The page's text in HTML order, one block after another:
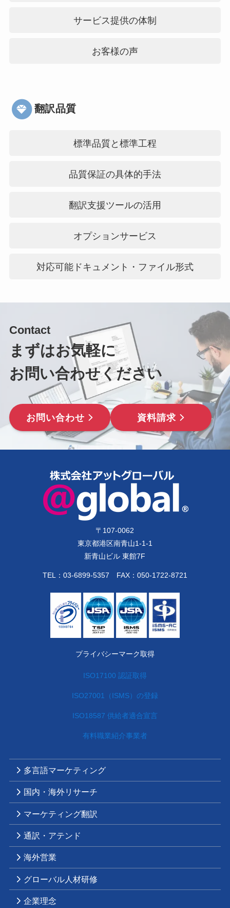
サービス提供の体制
お客様の声
翻訳品質
標準品質と標準工程
品質保証の具体的手法
翻訳支援ツールの活用
オプションサービス
対応可能ドキュメント・ファイル形式
Contact
まずはお気軽に
お問い合わせください
お問い合わせ 資料請求
〒 107-0062
東京都港区南青山1-1-1
新青山ビル 東館7F
TEL： 03-6899-5357 FAX：050-1722-8721
プライバシーマーク取得
ISO17100 認証取得
ISO27001（ISMS）の登録
ISO18587 供給者適合宣言
有料職業紹介事業者
多言語マーケティング
国内・海外リサーチ
マーケティング翻訳
通訳・アテンド
海外営業
グローバル人材研修
企業理念